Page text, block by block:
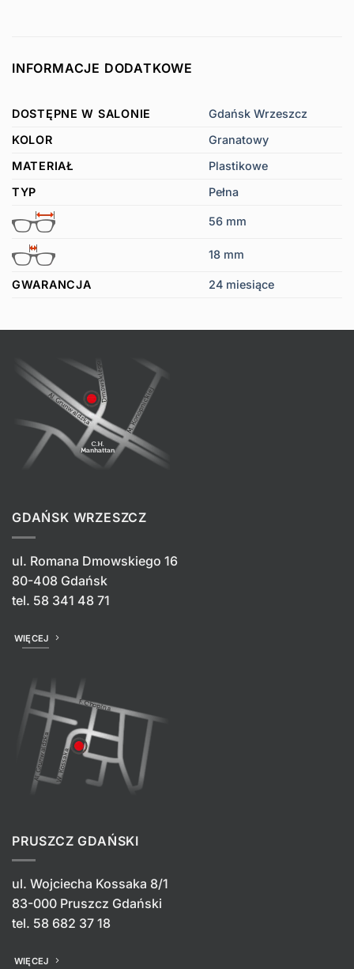
INFORMACJE DODATKOWE
DOSTĘPNE W SALONIE
Gdańsk Wrzeszcz
KOLOR
Granatowy
MATERIAŁ
Plastikowe
TYP
Pełna
56 mm
18 mm
GWARANCJA 24 miesiące
GDAŃSK WRZESZCZ
ul. Romana Dmowskiego 16
80-408 Gdańsk
tel. 58 341 48 71
WIĘCEJ
PRUSZCZ GDAŃSKI
ul. Wojciecha Kossaka 8/1
83-000 Pruszcz Gdański
tel. 58 682 37 18
WIĘCEJ